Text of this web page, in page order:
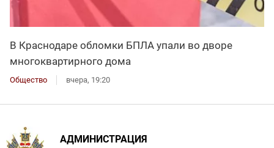
В Краснодаре обломки БПЛА упали во дворе
многоквартирного дома
Общество вчера, 19:20
АДМИНИСТРАЦИЯ